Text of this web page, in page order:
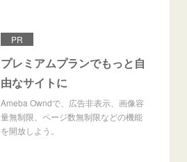
PR
プレミアムプランでもっと自
由なサイトに
Ameba Owndで、広告非表示、画像容
量無制限、ページ数無制限などの機能
を開放しよう。